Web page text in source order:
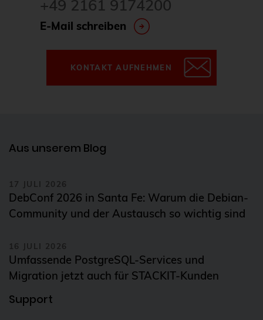
+49 2161 9174200
E-Mail schreiben
KONTAKT AUFNEHMEN
Aus unserem Blog
17 JULI 2026
DebConf 2026 in Santa Fe: Warum die Debian-
Community und der Austausch so wichtig sind
16 JULI 2026
Umfassende PostgreSQL-Services und
Migration jetzt auch für STACKIT-Kunden
Support